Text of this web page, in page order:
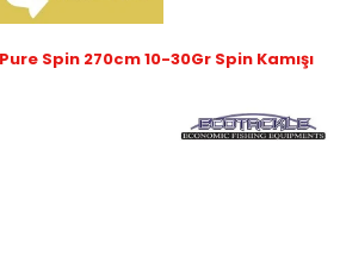
Spin 270cm 10-30Gr Spin Kamışı